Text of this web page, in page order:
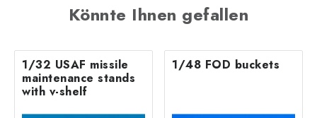
Könnte Ihnen gefallen
1/32 USAF missile
maintenance stands
with v-shelf
1/48 FOD buckets